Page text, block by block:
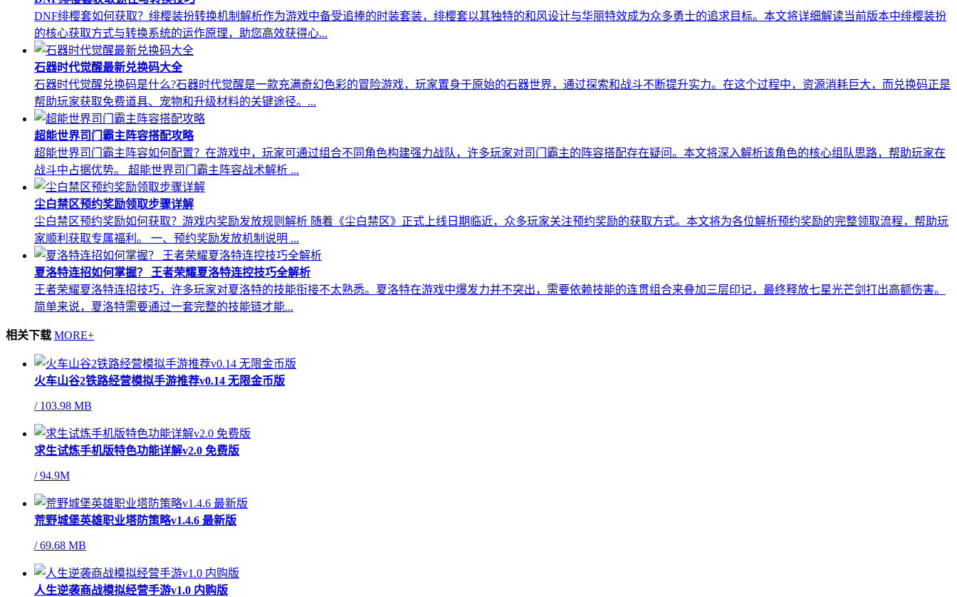
DNF绯樱套如何获取？绯樱装扮转换机制解析作为游戏中备受追捧的时装套装，绯樱套以其独特的和风设计与华丽特效成为众多勇士的追求目标。本文将详细解读当前版本中绯樱装扮
的核心获取方式与转换系统的运作原理，助您高效获得心...
石器时代觉醒最新兑换码大全
石器时代觉醒兑换码是什么?石器时代觉醒是一款充满奇幻色彩的冒险游戏，玩家置身于原始的石器世界，通过探索和战斗不断提升实力。在这个过程中，资源消耗巨大，而兑换码正是
帮助玩家获取免费道具、宠物和升级材料的关键途径。...
超能世界司门霸主阵容搭配攻略
超能世界司门霸主阵容如何配置？在游戏中，玩家可通过组合不同角色构建强力战队，许多玩家对司门霸主的阵容搭配存在疑问。本文将深入解析该角色的核心组队思路，帮助玩家在
战斗中占据优势。 超能世界司门霸主阵容战术解析 ...
尘白禁区预约奖励领取步骤详解
尘白禁区预约奖励如何获取？游戏内奖励发放规则解析 随着《尘白禁区》正式上线日期临近，众多玩家关注预约奖励的获取方式。本文将为各位解析预约奖励的完整领取流程，帮助玩
家顺利获取专属福利。 一、预约奖励发放机制说明 ...
夏洛特连招如何掌握？ 王者荣耀夏洛特连控技巧全解析
王者荣耀夏洛特连招技巧，许多玩家对夏洛特的技能衔接不太熟悉。夏洛特在游戏中爆发力并不突出，需要依赖技能的连贯组合来叠加三层印记，最终释放七星光芒剑打出高额伤害。
简单来说，夏洛特需要通过一套完整的技能链才能...
相关下载 MORE+
火车山谷2铁路经营模拟手游推荐v0.14 无限金币版
/103.98 MB
求生试炼手机版特色功能详解v2.0 免费版
/94.9M
荒野城堡英雄职业塔防策略v1.4.6 最新版
/69.68 MB
人生逆袭商战模拟经营手游v1.0 内购版